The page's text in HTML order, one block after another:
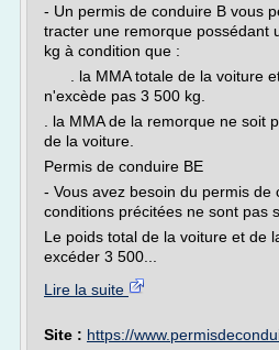
- Un permis de conduire B vous
tracter une remorque possédant
kg à condition que :
. la MMA totale de la voiture
n'excède pas 3 500 kg.
. la MMA de la remorque ne soit
de la voiture.
Permis de conduire BE
- Vous avez besoin du permis de
conditions précitées ne sont pas
Le poids total de la voiture et de
excéder 3 500...
Lire la suite
Site : https://